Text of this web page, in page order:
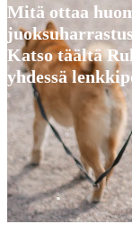
Mitä ottaa
Katso täältä
yhdessä